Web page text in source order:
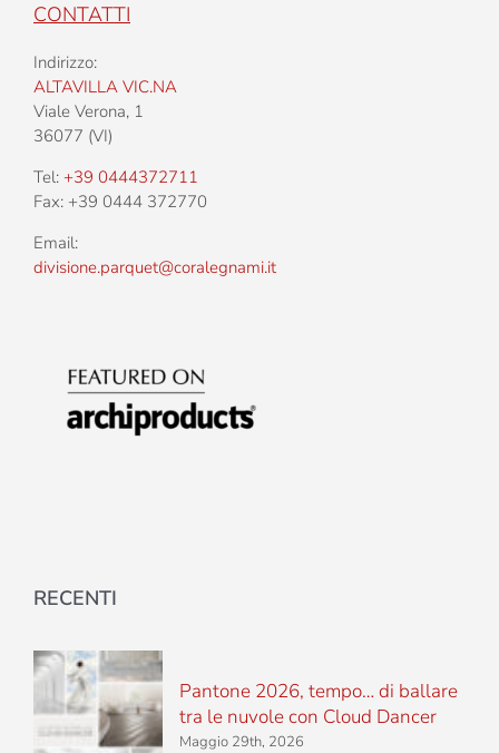
CONTATTI
Indirizzo:
ALTAVILLA VIC.NA
Viale Verona, 1
36077 (VI)
Tel: +39 0444372711
Fax: +39 0444 372770
Email:
divisione.parquet@coralegnami.it
RECENTI
Pantone 2026, tempo… di ballare
tra le nuvole con Cloud Dancer
Maggio 29th, 2026